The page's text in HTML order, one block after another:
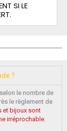
SI LE
?
le nombre de
le règlement de
et bijoux sont
irréprochable.